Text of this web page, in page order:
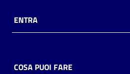
ENTRA
COSA PUOI FARE